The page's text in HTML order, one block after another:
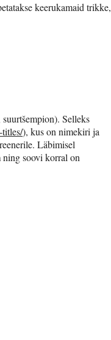
keerukamaid trikke,
Selleks
), kus on nimekiri ja
Läbimisel
soovi korral on